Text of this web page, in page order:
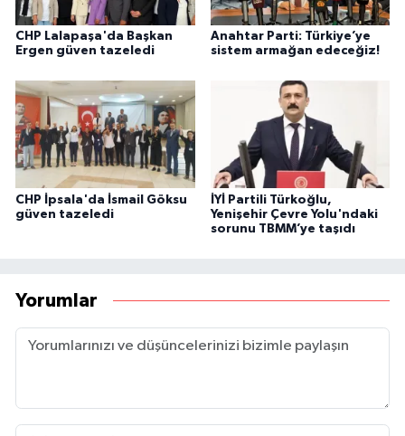
CHP Lalapaşa'da Başkan
Ergen güven tazeledi
Anahtar Parti: Türkiye’ye
sistem armağan edeceğiz!
CHP İpsala'da İsmail Göksu
güven tazeledi
İYİ Partili Türkoğlu,
Yenişehir Çevre Yolu'ndaki
sorunu TBMM’ye taşıdı
Yorumlar